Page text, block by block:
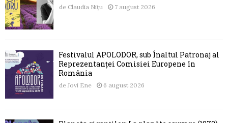
de Claudia Nițu 7 august 2026
Festivalul APOLODOR, sub Înaltul Patronaj al
Reprezentanței Comisiei Europene în
România
de Jovi Ene 6 august 2026